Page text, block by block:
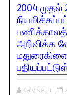
2004 முதல்
அறிவிக்க
Kalviseithi